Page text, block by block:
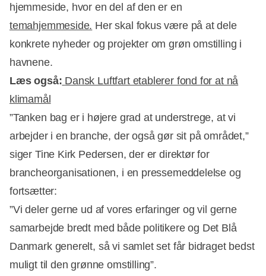
hjemmeside, hvor en del af den er en
temahjemmeside. Her skal fokus være på at dele
konkrete nyheder og projekter om grøn omstilling i
havnene.
Annonce
Læs også: Dansk Luftfart etablerer fond for at nå
klimamål
”Tanken bag er i højere grad at understrege, at vi
arbejder i en branche, der også gør sit på området,”
siger Tine Kirk Pedersen, der er direktør for
brancheorganisationen, i en pressemeddelelse og
fortsætter:
”Vi deler gerne ud af vores erfaringer og vil gerne
samarbejde bredt med både politikere og Det Blå
Danmark generelt, så vi samlet set får bidraget bedst
muligt til den grønne omstilling”.